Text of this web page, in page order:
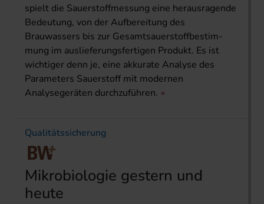
spielt die Sauerstoffmessung eine herausragende
Bedeutung, von der Aufbereitung des
Brauwassers bis zur Gesamtsauerstoffbestim­-
mung im auslieferungsfertigen Produkt. Es ist
wichtiger denn je, eine akkurate Analyse des
Parameters Sauerstoff mit modernen
Analysegeräten durchzuführen.
Qualitätssicherung
Mikrobiologie gestern und
heute